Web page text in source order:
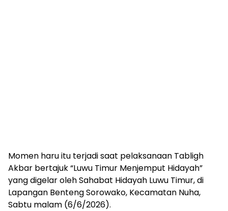
Momen haru itu terjadi saat pelaksanaan Tabligh
Akbar bertajuk “Luwu Timur Menjemput Hidayah”
yang digelar oleh Sahabat Hidayah Luwu Timur, di
Lapangan Benteng Sorowako, Kecamatan Nuha,
Sabtu malam (6/6/2026).